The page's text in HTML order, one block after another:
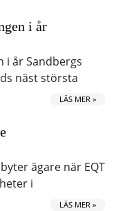
i år
i år Sandbergs
näst största
LÄS MER »
ägare när EQT
i
LÄS MER »